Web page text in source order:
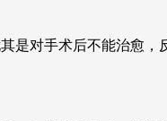
是对手术后不能治愈，